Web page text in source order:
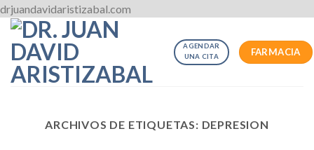
drjuandavidaristizabal.com
AGENDAR
UNA CITA
FARMACIA
ARCHIVOS DE ETIQUETAS: DEPRESION